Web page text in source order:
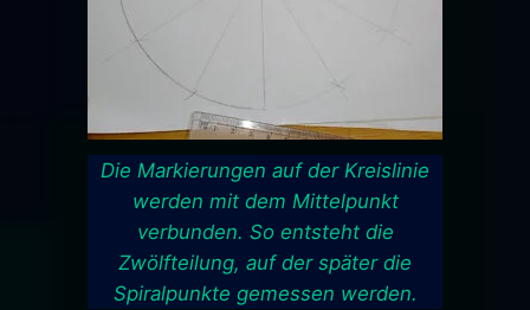
Die Markierungen auf der Kreislinie
werden mit dem Mittelpunkt
verbunden. So entsteht die
Zwölfteilung, auf der später die
Spiralpunkte gemessen werden.